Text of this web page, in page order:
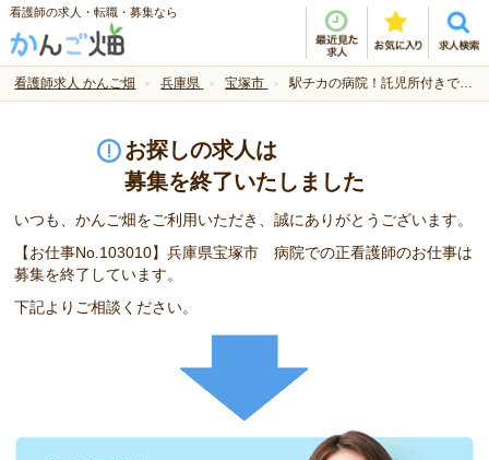
看護師の求人・転職・募集なら
看護師求人 かんご畑 兵庫県 宝塚市 駅チカの病院！託児所付きで働くママを応援！
お探しの求人は
募集を終了いたしました
いつも、かんご畑をご利用いただき、誠にありがとうございます。
【お仕事No.103010】兵庫県宝塚市 病院での正看護師のお仕事は
募集を終了しています。
下記よりご相談ください。